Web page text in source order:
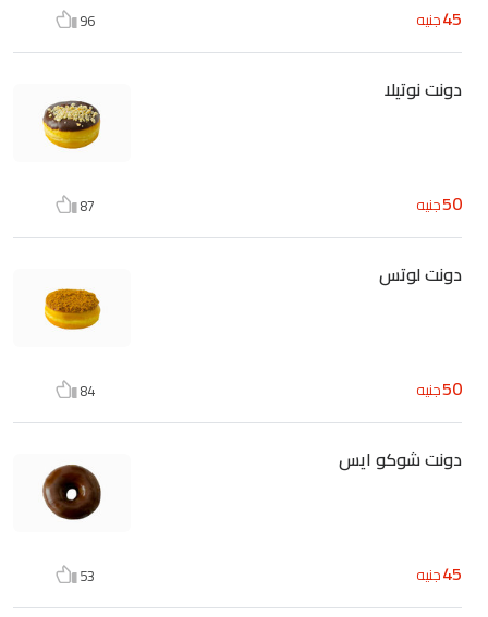
45جنيه 96
دونت نوتيلا
50جنيه 87
دونت لوتس
50جنيه 84
دونت شوكو ايس
45جنيه 53